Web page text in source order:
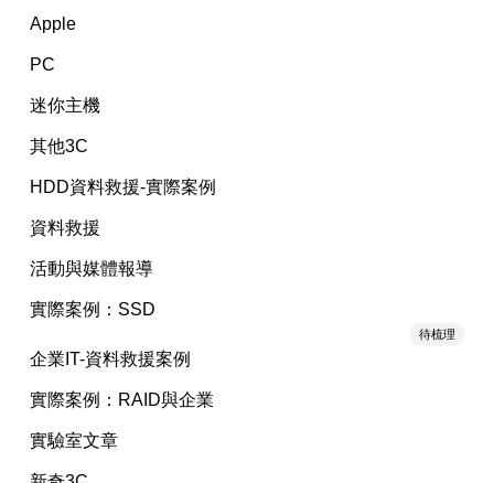
Apple
PC
迷你主機
其他3C
HDD資料救援-實際案例
資料救援
活動與媒體報導
實際案例：SSD
待梳理
企業IT-資料救援案例
實際案例：RAID與企業
實驗室文章